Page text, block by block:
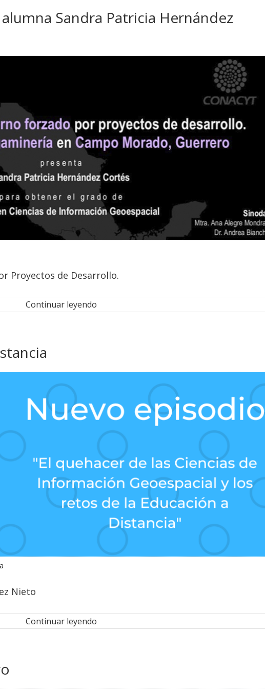
Sandra Patricia Hernández
Proyectos de Desarrollo.
Continuar leyendo
Nieto
Continuar leyendo